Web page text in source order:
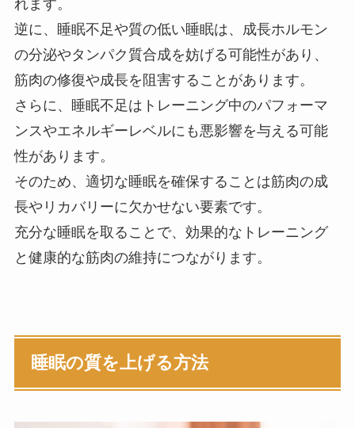
れます。
逆に、睡眠不足や質の低い睡眠は、成長ホルモン
の分泌やタンパク質合成を妨げる可能性があり、
筋肉の修復や成長を阻害することがあります。
さらに、睡眠不足はトレーニング中のパフォーマ
ンスやエネルギーレベルにも悪影響を与える可能
性があります。
そのため、適切な睡眠を確保することは筋肉の成
長やリカバリーに欠かせない要素です。
充分な睡眠を取ることで、効果的なトレーニング
と健康的な筋肉の維持につながります。
睡眠の質を上げる方法